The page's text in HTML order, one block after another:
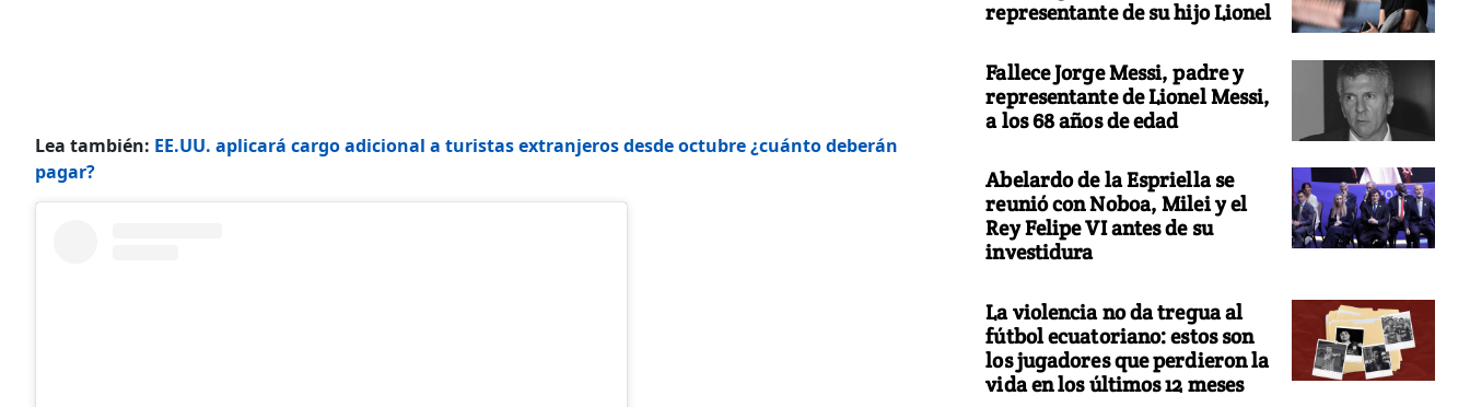
Lea también: EE.UU. aplicará cargo adicional a turistas extranjeros desde octubre ¿cuánto deberán
pagar?
representante de su hijo Lionel
Fallece Jorge Messi, padre y
representante de Lionel Messi,
a los 68 años de edad
Abelardo de la Espriella se
reunió con Noboa, Milei y el
Rey Felipe VI antes de su
investidura
La violencia no da tregua al
fútbol ecuatoriano: estos son
los jugadores que perdieron la
vida en los últimos 12 meses